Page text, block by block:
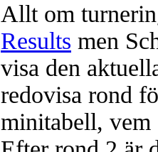
Allt om
Results men
visa den
redovisa rond
minitabell, vem